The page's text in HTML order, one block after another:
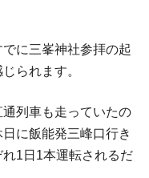
に三峯神社参拝の起
られます。
列車も走っていたの
に飯能発三峰口行き
1日1本運転されるだ